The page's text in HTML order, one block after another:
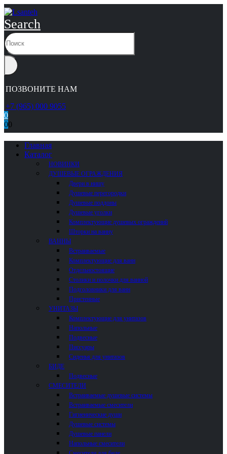
Search
ПОЗВОНИТЕ НАМ
+7 (965) 000 9055
0
00
Главная
Каталог
НОВИНКИ
ДУШЕВЫЕ ОГРАЖДЕНИЯ
Двери в нишу
Душевые перегородки
Душевые поддоны
Душевые уголки
Комплектующие душевых ограждений
Шторки на ванну
ВАННЫ
Встраиваемые
Комплектующие для ванн
Отдельностоящие
Столики и полочки для ванной
Подголовники для ванн
Пристенные
УНИТАЗЫ
Комплектующие для унитазов
Напольные
Подвесные
Писсуары
Сиденья для унитазов
БИДЕ
Подвесные
СМЕСИТЕЛИ
Встраиваемые душевые системы
Встраиваемые смесители
Гигиенические души
Душевые системы
Душевые панели
Напольные смесители